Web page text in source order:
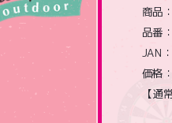
商品
品番
JAN
価格
【